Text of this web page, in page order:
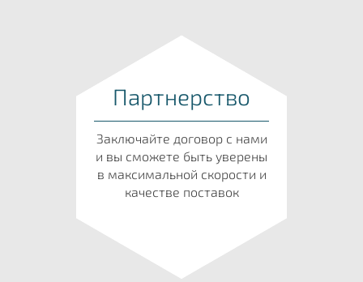
Партнерство
Заключайте договор с нами
и вы сможете быть уверены
в максимальной скорости и
качестве поставок